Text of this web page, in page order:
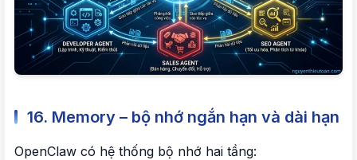
16. Memory – bộ nhớ ngắn hạn và dài hạn
OpenClaw có hệ thống bộ nhớ hai tầng: